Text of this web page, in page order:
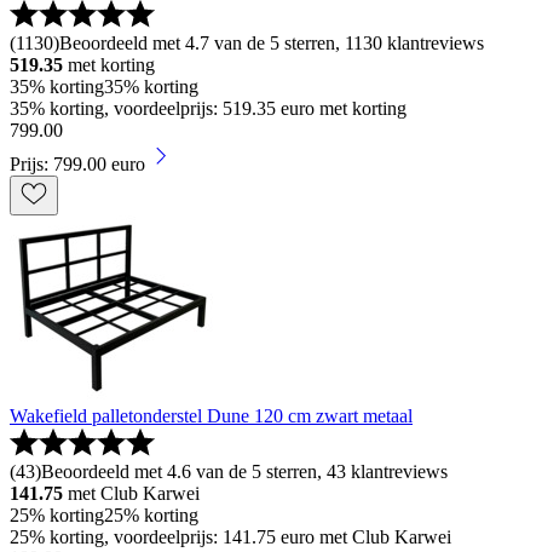
(1130)Beoordeeld met 4.7 van de 5 sterren, 1130 klantreviews
519.35 met korting
35% korting35% korting
35% korting, voordeelprijs: 519.35 euro met korting
799.00
Prijs: 799.00 euro
Wakefield palletonderstel Dune 120 cm zwart metaal
(43)Beoordeeld met 4.6 van de 5 sterren, 43 klantreviews
141.75 met Club Karwei
25% korting25% korting
25% korting, voordeelprijs: 141.75 euro met Club Karwei